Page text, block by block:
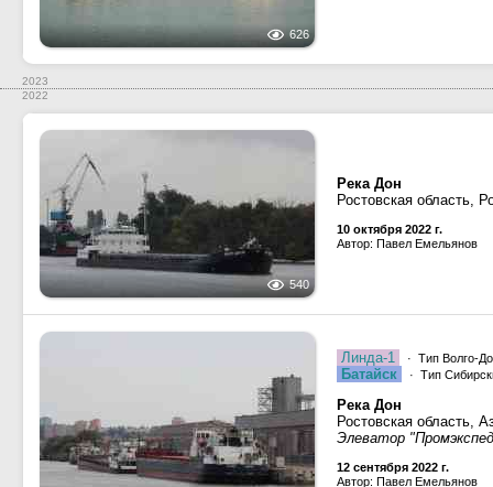
626
2023
2022
540
Река Дон
Ростовская область,
10 октября 2022 г.
Автор: Павел Емельянов
Линда-1 · Тип Волго-
Батайск · Тип
Река Дон
Ростовская область,
Элеватор
12 сентября 2022 г.
Автор: Павел Емельянов